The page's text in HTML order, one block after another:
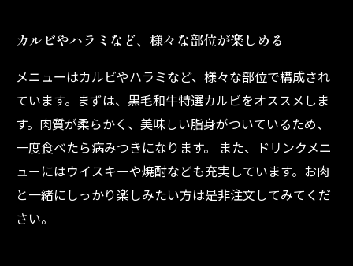
カルビやハラミなど、様々な部位が楽しめる
メニューはカルビやハラミなど、様々な部位で構成され
ています。まずは、黒毛和牛特選カルビをオススメしま
す。肉質が柔らかく、美味しい脂身がついているため、
一度食べたら病みつきになります。 また、ドリンクメニ
ューにはウイスキーや焼酎なども充実しています。お肉
と一緒にしっかり楽しみたい方は是非注文してみてくだ
さい。